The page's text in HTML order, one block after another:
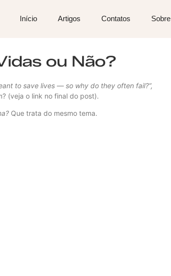
Início Artigos Contatos Sobre
ou Não?
to save lives — so why do they often fail?”,
(veja o link no final do post).
Que trata do mesmo tema.